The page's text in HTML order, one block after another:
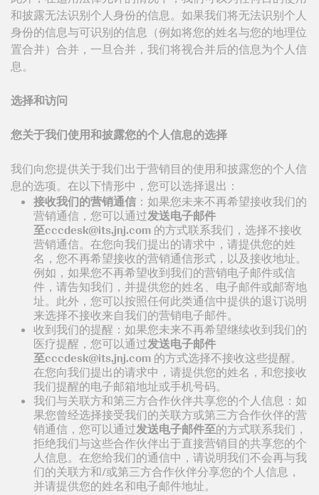
和披露无法识别个人身份的信息。如果我们将无法识别个人
身份的信息与可识别的信息（例如将您的姓名与您的地理位
置合并）合并，一旦合并，我们将视合并后的信息为个人信
息。
选择和访问
您关于我们使用和披露您的个人信息的选择
我们向您提供关于我们出于营销目的使用和披露您的个人信
息的选项。在以下情形中，您可以选择退出：
接收我们的营销通信 ：如果您未来不再希望接收我们的
营销通信，您可以通过发送电子邮件
至
的方式联系我们，选择不接收
营销通信。在您向我们提出的请求中，请提供您的姓
名，您不再希望接收的营销通信形式，以及接收地址。
例如，如果您不再希望收到我们的营销电子邮件或信
件，请告知我们，并提供您的姓名、电子邮件或邮寄地
址。此外，您可以按照任何此类通信中提供的退订说明
来选择不接收来自我们的营销电子邮件。
收到我们的提醒：如果您未来不再希望继续收到我们的
医疗提醒，您可以通过发送电子邮件
至
的方式选择不接收这些提醒。
在您向我们提出的请求中，请提供您的姓名，和您接收
我们提醒的电子邮箱地址或手机号码。
我们与关联方和第三方合作伙伴共享您的个人信息：如
果您曾经选择接受我们的关联方或第三方合作伙伴的营
销通信，您可以通过发送电子邮件至的方式联系我们，
拒绝我们与这些合作伙伴出于直接营销目的共享您的个
人信息。在您给我们的通信中，请说明我们不会再与我
们的关联方和/或第三方合作伙伴分享您的个人信息，
并请提供您的姓名和电子邮件地址。